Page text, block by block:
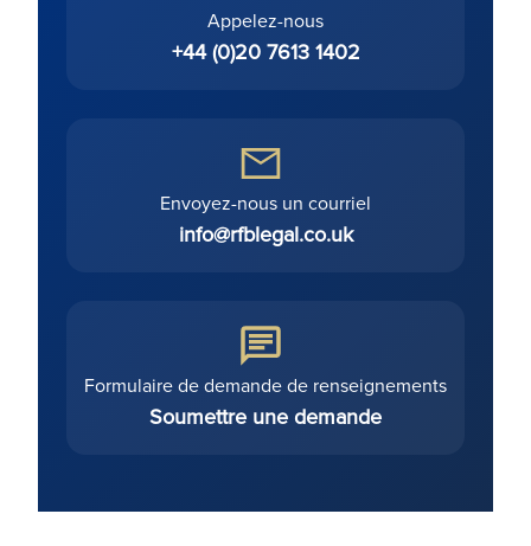
Appelez-nous
+44 (0)20 7613 1402
Envoyez-nous un courriel
info@rfblegal.co.uk
Formulaire de demande de renseignements
Soumettre une demande